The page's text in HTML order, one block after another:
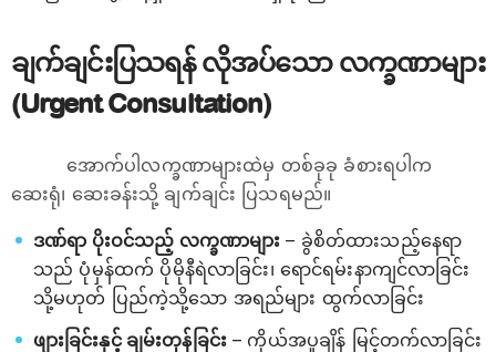
ချက်ချင်းပြသရန် လိုအပ်သော လက္ခဏာများ
(Urgent Consultation)
အောက်ပါလက္ခဏာများထဲမှ တစ်ခုခု ခံစားရပါက
ဆေးရုံ၊ ဆေးခန်းသို့ ချက်ချင်း ပြသရမည်။
ဒဏ်ရာ ပိုးဝင်သည့် လက္ခဏာများ – ခွဲစိတ်ထားသည့်နေရာ
သည် ပုံမှန်ထက် ပိုမိုနီရဲလာခြင်း၊ ရောင်ရမ်းနာကျင်လာခြင်း
သို့မဟုတ် ပြည်ကဲ့သို့သော အရည်များ ထွက်လာခြင်း
ဖျားခြင်းနှင့် ချမ်းတုန်ခြင်း– ကိုယ်အပူချိန် မြင့်တက်လာခြင်း